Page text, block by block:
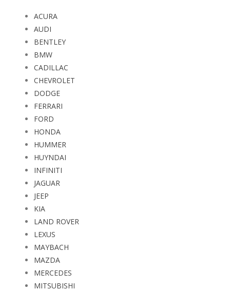
ACURA
AUDI
BENTLEY
BMW
CADILLAC
CHEVROLET
DODGE
FERRARI
FORD
HONDA
HUMMER
HUYNDAI
INFINITI
JAGUAR
JEEP
KIA
LAND ROVER
LEXUS
MAYBACH
MAZDA
MERCEDES
MITSUBISHI